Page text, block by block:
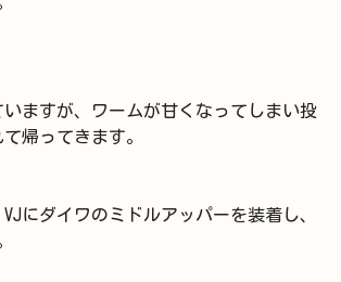
いますが、ワームが甘くなってしまい投
帰ってきます。
にダイワのミドルアッパーを装着し、